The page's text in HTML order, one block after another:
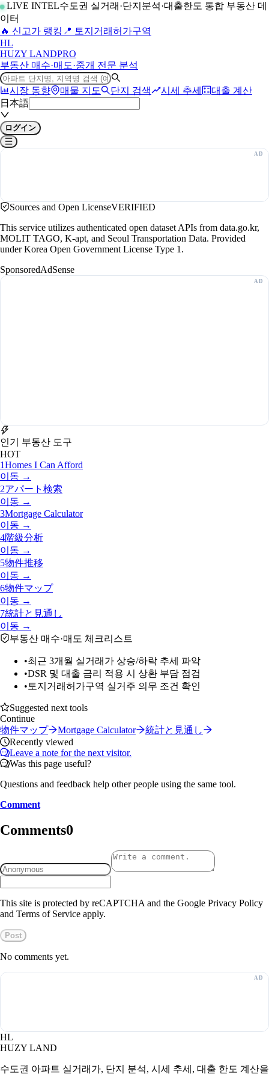
LIVE INTEL수도권 실거래·단지분석·대출한도 통합 부동산 데
이터
🔥 신고가 랭킹 📍 토지거래허가구역
HL
HUZY LANDPRO
부동산 매수·매도·중개 전문 분석
시장 동향 매물 지도 단지 검색 시세 추세
대출 계산
日本語
ログイン
Sources and Open LicenseVERIFIED
This service utilizes authenticated open dataset APIs from data.go.kr,
MOLIT TAGO, K-apt, and Seoul Transportation Data. Provided
under Korea Open Government License Type 1.
SponsoredAdSense
인기 부동산 도구
HOT
1Homes I Can Afford
이동 →
2アパート検索
이동 →
3Mortgage Calculator
이동 →
4階級分析
이동 →
5物件推移
이동 →
6物件マップ
이동 →
7統計と見通し
이동 →
부동산 매수·매도 체크리스트
•최근 3개월 실거래가 상승/하락 추세 파악
•DSR 및 대출 금리 적용 시 상환 부담 점검
• 토지거래허가구역 실거주 의무 조건 확인
Suggested next tools
Continue
物件マップ
Mortgage Calculator
統計と見通し
Recently viewed
Leave a note for the next visitor.
Was this page useful?
Questions and feedback help other people using the same tool.
Comment
Comments0
This site is protected by reCAPTCHA and the Google Privacy Policy
and Terms of Service apply.
Post
No comments yet.
HL
HUZY LAND
수도권 아파트 실거래가, 단지 분석, 시세 추세, 대출 한도 계산을